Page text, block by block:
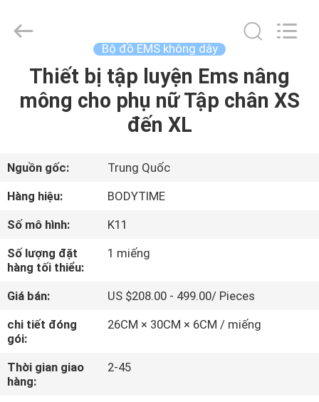
NHÀ
PHẨM
VỀ
TÔI
QUAN
NHÀ
MÁY
Fumao
Technology
Bộ đồ EMS không dây
Thiết bị tập luyện Ems nâng
mông cho phụ nữ Tập chân XS
đến XL
Nguồn gốc:
Trung Quốc
Hàng hiệu:
BODYTIME
Số mô hình:
K11
Số lượng đặt
hàng tối thiểu:
1 miếng
Giá bán:
US $208.00 - 499.00/ Pieces
chi tiết đóng
gói:
26CM × 30CM × 6CM / miếng
Thời gian giao
hàng:
2-45